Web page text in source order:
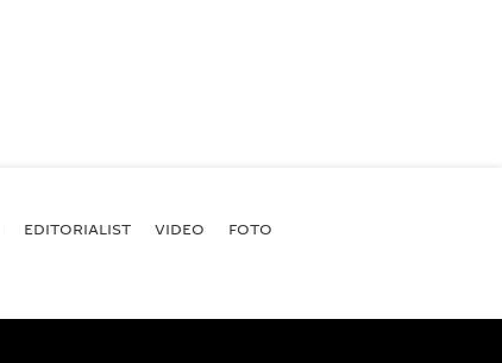
EDITORIALIST VIDEO FOTO